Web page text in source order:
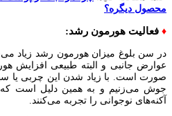
محصول دیگره؟
♦ فعالیت هورمون رشد:
در سن بلوغ میزان هورمون رشد زیاد
عوارض جانبی و البته طبیعی افزایش
جوش می‌زنیم و به همین دلیل است که
آکنه‌های نوجوانی را تجربه می‌کنند.